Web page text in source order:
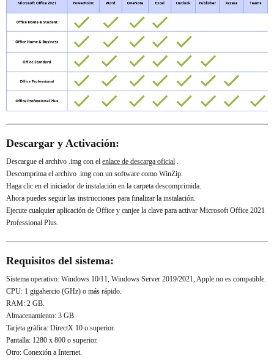
Descargar y Activación:
Descargue el archivo .img con el enlace de descarga oficial
Descomprima el archivo .img con un software como WinZip.
Haga clic en el iniciador de instalación en la carpeta descomprimida.
Ahora puedes seguir las instrucciones para finalizar la instalación.
Ejecute cualquier aplicación de Office y canjee la clave para activar Microsoft Office 2021
Professional Plus.
Requisitos del sistema:
Sistema operativo: Windows 10/11, Windows Server 2019/2021, Apple no es compatible.
CPU: 1 gigahercio (GHz) o más rápido.
RAM: 2 GB.
Almacenamiento: 3 GB.
Tarjeta gráfica: DirectX 10 o superior.
Pantalla: 1280 x 800 o superior.
Otro: Conexión a Internet.